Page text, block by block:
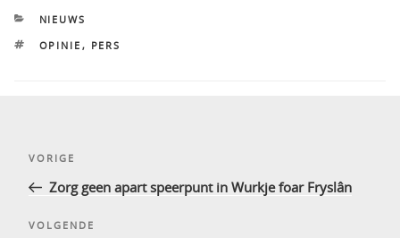
CATEGORIEËN
NIEUWS
TAGS
OPINIE , PERS
Vorig
bericht
VORIGE
Zorg geen apart speerpunt in Wurkje foar Fryslân
Volgend
VOLGENDE